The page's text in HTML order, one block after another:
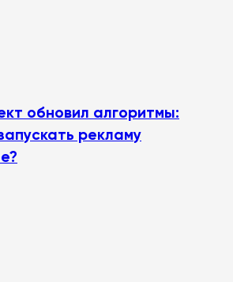
обновил алгоритмы:
рекламу